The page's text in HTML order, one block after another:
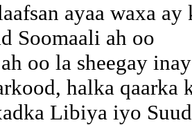
ayaa waxa ay
Soomaali ah oo
oo la sheegay inay
halka qaarka
Libiya iyo